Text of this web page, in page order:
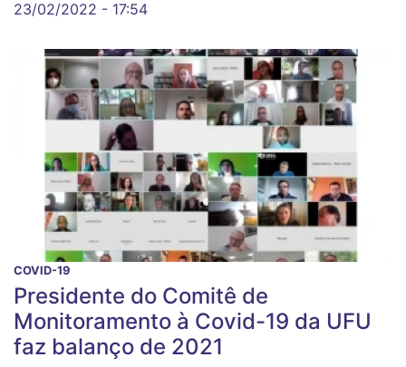
23/02/2022 - 17:54
COVID-19
Presidente do Comitê de
Monitoramento à Covid-19 da UFU
faz balanço de 2021